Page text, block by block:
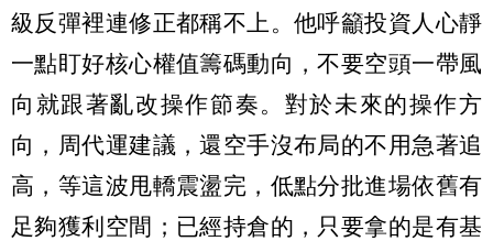
級反彈裡連修正都稱不上。他呼籲投資人心靜
一點盯好核心權值籌碼動向，不要空頭一帶風
向就跟著亂改操作節奏。對於未來的操作方
向，周代運建議，還空手沒布局的不用急著追
高，等這波甩轎震盪完，低點分批進場依舊有
足夠獲利空間；已經持倉的，只要拿的是有基